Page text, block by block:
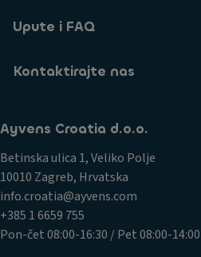
Upute i FAQ
Kontaktirajte nas
Ayvens Croatia d.o.o.
Betinska ulica 1, Veliko Polje
10010 Zagreb, Hrvatska
info.croatia@ayvens.com
+385 1 6659 755
Pon-čet 08:00-16:30 / Pet 08:00-14:00